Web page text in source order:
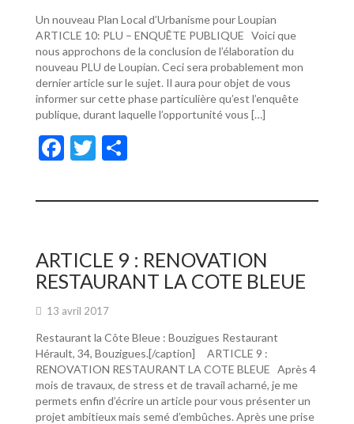
Un nouveau Plan Local d’Urbanisme pour Loupian
ARTICLE 10: PLU – ENQUÊTE PUBLIQUE Voici que
nous approchons de la conclusion de l’élaboration du
nouveau PLU de Loupian. Ceci sera probablement mon
dernier article sur le sujet. Il aura pour objet de vous
informer sur cette phase particulière qu’est l’enquête
publique, durant laquelle l’opportunité vous […]
F
e
o
o
k
T
itt ta
er
ARTICLE 9 : RENOVATION
RESTAURANT LA COTE BLEUE
13 avril 2017
Restaurant la Côte Bleue : Bouzigues Restaurant
Hérault, 34, Bouzigues.[/caption] ARTICLE 9 :
RENOVATION RESTAURANT LA COTE BLEUE Après 4
mois de travaux, de stress et de travail acharné, je me
permets enfin d’écrire un article pour vous présenter un
projet ambitieux mais semé d’embûches. Après une prise